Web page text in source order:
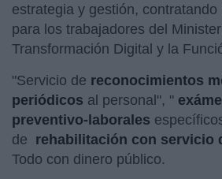
estrategia y gestión,
para los trabajadores del
Transformación Digital y la
"Servicio de reconocimientos
periódicos al personal", "
preventivo-laborales
de rehabilitación con servicio
Todo con dinero público.